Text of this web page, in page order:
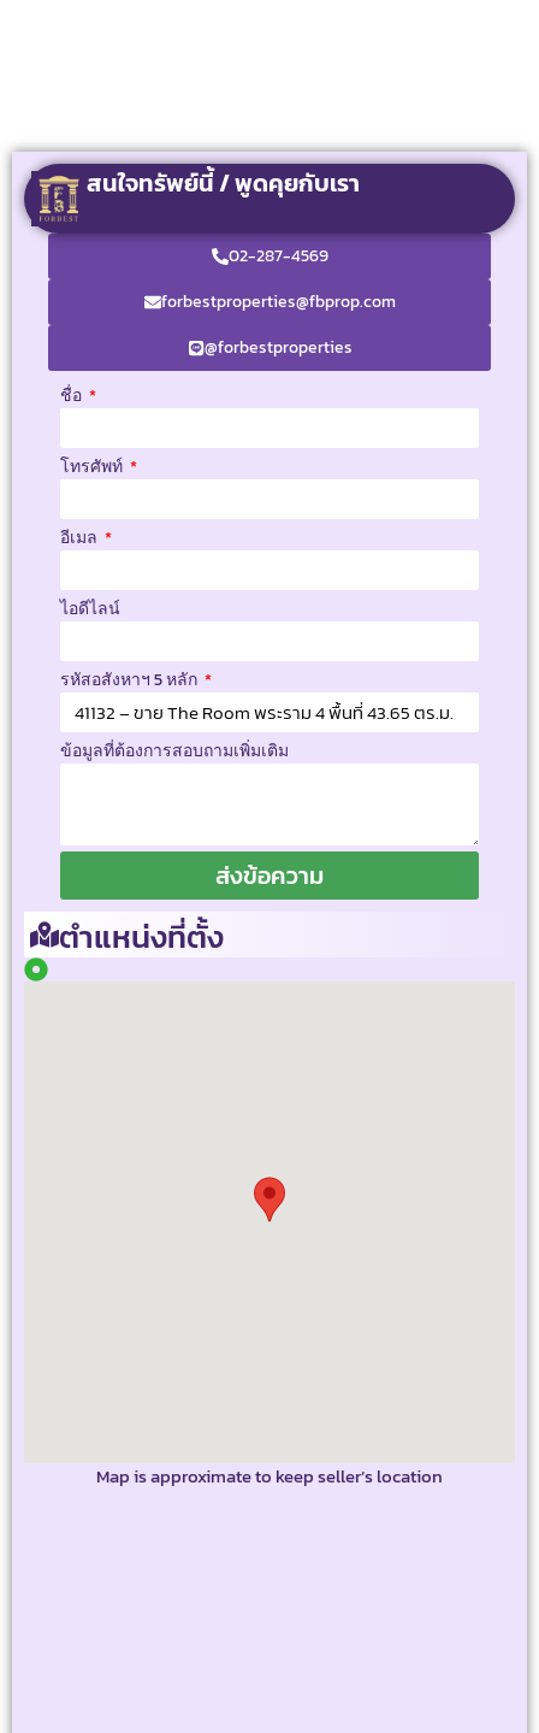
สนใจทรัพย์นี้ / พูดคุยกับเรา
02-287-4569
forbestproperties@fbprop.com
@forbestproperties
ชื่อ
โทรศัพท์
อีเมล
ไอดีไลน์
รหัสอสังหาฯ 5 หลัก
ข้อมูลที่ต้องการสอบถามเพิ่มเติม
ส่งข้อความ
ตำแหน่งที่ตั้ง
Map is approximate to keep seller’s location